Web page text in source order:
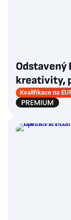
Odstavený
kreativity,
Kvalifikace na